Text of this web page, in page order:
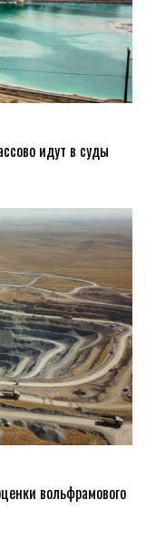
идут в суды
вольфрамового